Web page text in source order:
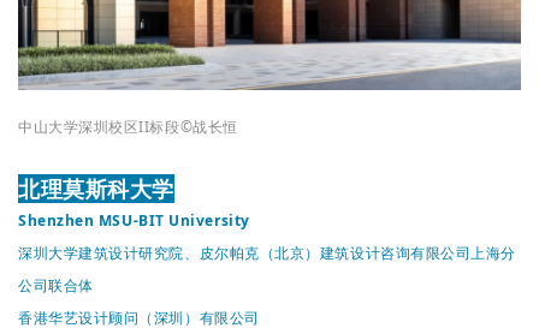
中山大学深圳校区II标段©战长恒
北理莫斯科大学
Shenzhen MSU-BIT University
深圳大学建筑设计研究院、皮尔帕克（北京）建筑设计咨询有限公司上海分
公司联合体
香港华艺设计顾问（深圳）有限公司